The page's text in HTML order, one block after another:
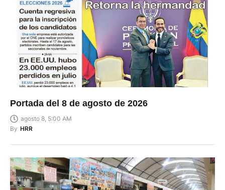
Portada del 8 de agosto de 2026
agosto 8, 5:00 AM
By HRR